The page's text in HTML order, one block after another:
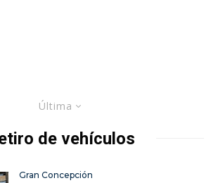
Última
de vehículos
Gran Concepción